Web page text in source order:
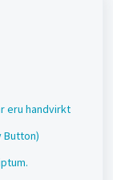
eru handvirkt
Button)